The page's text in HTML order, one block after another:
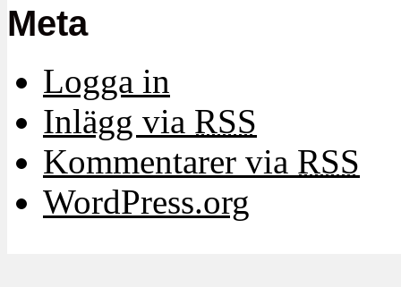
Meta
Logga in
Inlägg via RSS
Kommentarer via RSS
WordPress.org